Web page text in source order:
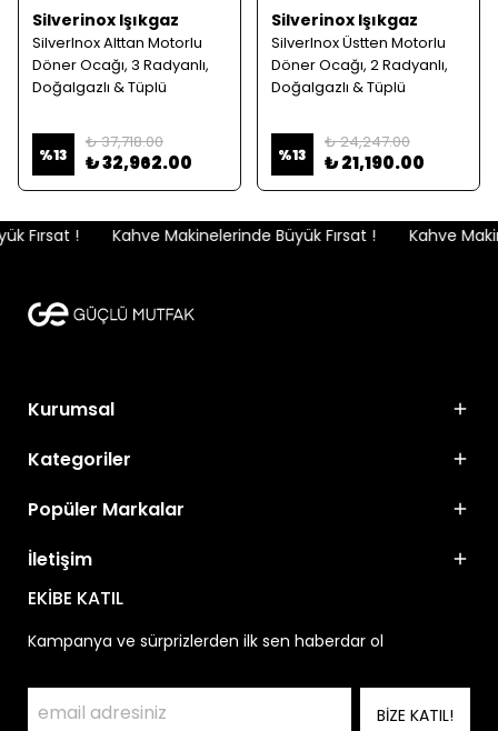
Silverinox Işıkgaz
SilverInox Alttan Motorlu
Döner Ocağı, 3 Radyanlı,
Doğalgazlı & Tüplü
%13
₺ 37,718.00
₺ 32,962.00
Silverinox Işıkgaz
SilverInox Üstten Motorlu
Döner Ocağı, 2 Radyanlı,
Doğalgazlı & Tüplü
%13
₺ 24,247.00
₺ 21,190.00
Fırsat ! Kahve Makinelerinde Büyük Fırsat ! Kahve
Kurumsal
Kategoriler
Popüler Markalar
İletişim
EKİBE KATIL
Kampanya ve sürprizlerden ilk sen haberdar ol
BİZE KATIL!